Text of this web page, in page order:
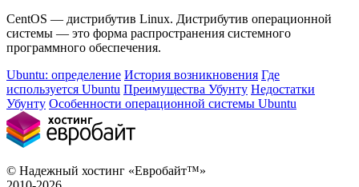
CentOS — дистрибутив Linux. Дистрибутив операционной
системы — это форма распространения системного
программного обеспечения.
Ubuntu: определение История возникновения Где
используется Ubuntu Преимущества Убунту Недостатки
Убунту Особенности операционной системы Ubuntu
© Надежный хостинг «Евробайт™»